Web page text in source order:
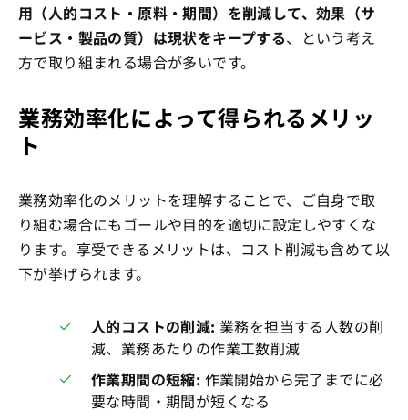
用（人的コスト・原料・期間）を削減して、効果（サ
ービス・製品の質）は現状をキープする、という考え
方で取り組まれる場合が多いです。
業務効率化によって得られるメリッ
ト
業務効率化のメリットを理解することで、ご自身で取
り組む場合にもゴールや目的を適切に設定しやすくな
ります。享受できるメリットは、コスト削減も含めて以
下が挙げられます。
人的コストの削減: 業務を担当する人数の削
減、業務あたりの作業工数削減
作業期間の短縮: 作業開始から完了までに必
要な時間・期間が短くなる